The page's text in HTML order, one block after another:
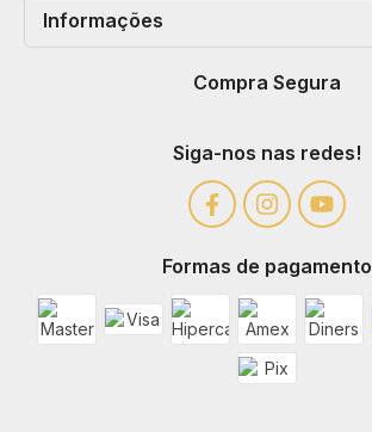
Informações
Compra Segura
Siga-nos nas redes!
Formas de pagamento